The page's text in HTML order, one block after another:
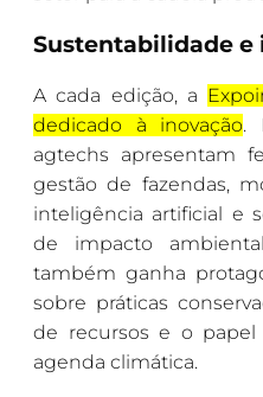
Sustentabilidade e
A cada edição, a
dedicado à inovação.
agtechs apresentam
gestão de fazendas,
inteligência artificial e
de impacto
também ganha
sobre práticas
de recursos e o
agenda climática.